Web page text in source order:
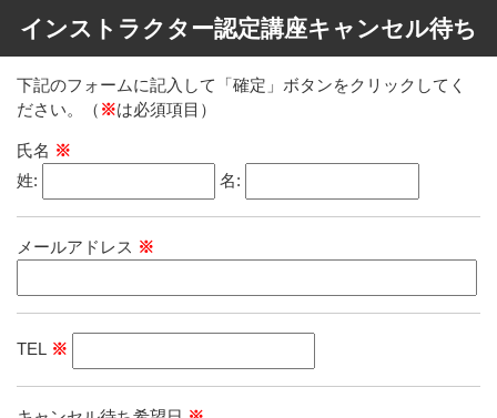
インストラクター認定講座キャンセル待ち
下記のフォームに記入して「確定」ボタンをクリックしてく
ださい。（ ※は必須項目）
氏名 ※
姓:
名:
メールアドレス ※
TEL ※